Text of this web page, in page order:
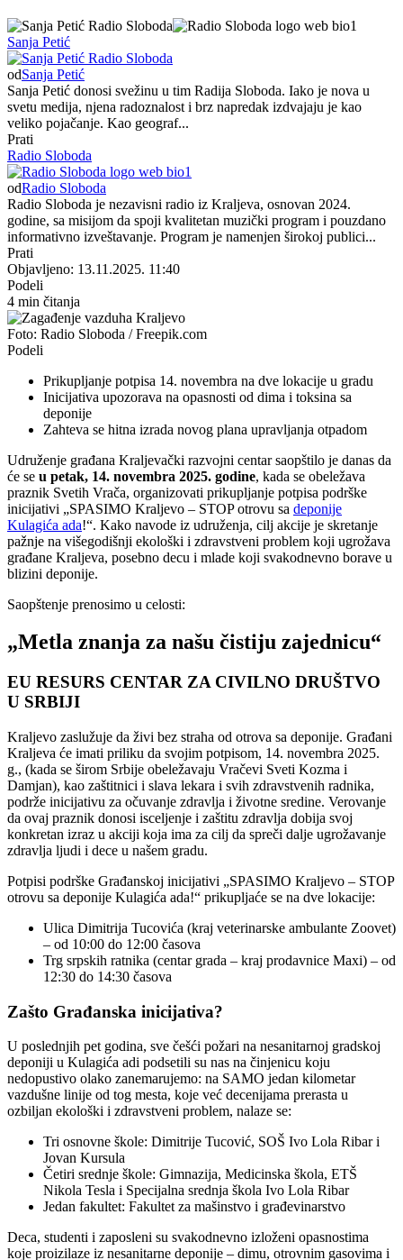
Sanja Petić
odSanja Petić
Sanja Petić donosi svežinu u tim Radija Sloboda. Iako je nova u
svetu medija, njena radoznalost i brz napredak izdvajaju je kao
veliko pojačanje. Kao geograf...
Prati
Radio Sloboda
odRadio Sloboda
Radio Sloboda je nezavisni radio iz Kraljeva, osnovan 2024.
godine, sa misijom da spoji kvalitetan muzički program i pouzdano
informativno izveštavanje. Program je namenjen širokoj publici...
Prati
Objavljeno: 13.11.2025. 11:40
Podeli
4 min čitanja
Foto: Radio Sloboda / Freepik.com
Podeli
Prikupljanje potpisa 14. novembra na dve lokacije u gradu
Inicijativa upozorava na opasnosti od dima i toksina sa
deponije
Zahteva se hitna izrada novog plana upravljanja otpadom
Udruženje građana Kraljevački razvojni centar saopštilo je danas da
će se u petak, 14. novembra 2025. godine, kada se obeležava
praznik Svetih Vrača, organizovati prikupljanje potpisa podrške
inicijativi „SPASIMO Kraljevo – STOP otrovu sa deponije
Kulagića ada!“. Kako navode iz udruženja, cilj akcije je skretanje
pažnje na višegodišnji ekološki i zdravstveni problem koji ugrožava
građane Kraljeva, posebno decu i mlade koji svakodnevno borave u
blizini deponije.
Saopštenje prenosimo u celosti:
„Metla znanja za našu čistiju zajednicu“
EU RESURS CENTAR ZA CIVILNO DRUŠTVO
U SRBIJI
Kraljevo zaslužuje da živi bez straha od otrova sa deponije. Građani
Kraljeva će imati priliku da svojim potpisom, 14. novembra 2025.
g., (kada se širom Srbije obeležavaju Vračevi Sveti Kozma i
Damjan), kao zaštitnici i slava lekara i svih zdravstvenih radnika,
podrže inicijativu za očuvanje zdravlja i životne sredine. Verovanje
da ovaj praznik donosi isceljenje i zaštitu zdravlja dobija svoj
konkretan izraz u akciji koja ima za cilj da spreči dalje ugrožavanje
zdravlja ljudi i dece u našem gradu.
Potpisi podrške Građanskoj inicijativi „SPASIMO Kraljevo – STOP
otrovu sa deponije Kulagića ada!“ prikupljaće se na dve lokacije:
Ulica Dimitrija Tucovića (kraj veterinarske ambulante Zoovet)
– od 10:00 do 12:00 časova
Trg srpskih ratnika (centar grada – kraj prodavnice Maxi) – od
12:30 do 14:30 časova
Zašto Građanska inicijativa?
U poslednjih pet godina, sve češći požari na nesanitarnoj gradskoj
deponiji u Kulagića adi podsetili su nas na činjenicu koju
nedopustivo olako zanemarujemo: na SAMO jedan kilometar
vazdušne linije od tog mesta, koje već decenijama prerasta u
ozbiljan ekološki i zdravstveni problem, nalaze se:
Tri osnovne škole: Dimitrije Tucović, SOŠ Ivo Lola Ribar i
Jovan Kursula
Četiri srednje škole: Gimnazija, Medicinska škola, ETŠ
Nikola Tesla i Specijalna srednja škola Ivo Lola Ribar
Jedan fakultet: Fakultet za mašinstvo i građevinarstvo
Deca, studenti i zaposleni su svakodnevno izloženi opasnostima
koje proizilaze iz nesanitarne deponije – dimu, otrovnim gasovima i